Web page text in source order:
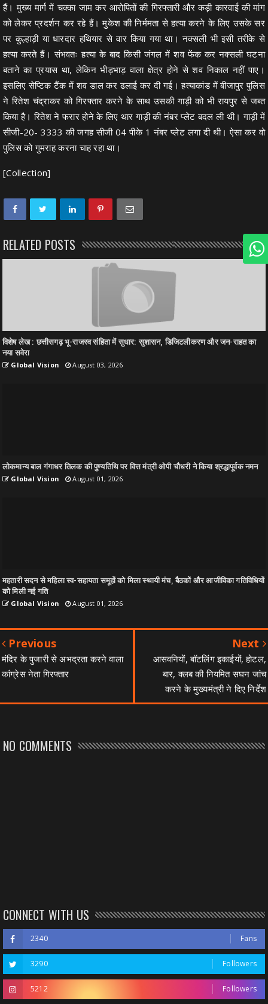
हैं। मुख्य मार्ग में चक्का जाम कर आरोपितों की गिरफ्तारी और कड़ी कारवाई की मांग
को लेकर प्रदर्शन कर रहे हैं। मुकेश की निर्ममता से हत्या करने के लिए उसके सर
पर कुल्हाड़ी या धारदार हथियार से वार किया गया था। नक्सली भी इसी तरीके से
हत्या करते हैं। संभवतः हत्या के बाद किसी जंगल में शव फेंक कर नक्सली घटना
बताने का प्रयास था, लेकिन भीड़भाड़ वाला क्षेत्र होने से शव निकाल नहीं पाए।
इसलिए सेप्टिक टैंक में शव डाल कर ढलाई कर दी गई। हत्याकांड में बीजापुर पुलिस
ने रितेश चंद्राकर को गिरफ्तार करने के साथ उसकी गाड़ी को भी रायपुर से जब्त
किया है। रितेश ने फरार होने के लिए थार गाड़ी की नंबर प्लेट बदल ली थी। गाड़ी में
सीजी-20- 3333 की जगह सीजी 04 पीके 1 नंबर प्लेट लगा दी थी। ऐसा कर वो
पुलिस को गुमराह करना चाह रहा था।
[Collection]
RELATED POSTS
विशेष लेख : छत्तीसगढ़ भू-राजस्व संहिता में सुधार: सुशासन, डिजिटलीकरण और जन-राहत का
नया सवेरा
Global Vision August 03, 2026
लोकमान्य बाल गंगाधर तिलक की पुण्यतिथि पर वित्त मंत्री ओपी चौधरी ने किया श्रद्धापूर्वक नमन
Global Vision August 01, 2026
महतारी सदन से महिला स्व-सहायता समूहों को मिला स्थायी मंच, बैठकों और आजीविका गतिविधियों
को मिली नई गति
Global Vision August 01, 2026
Previous
मंदिर के पुजारी से अभद्रता करने वाला
कांग्रेस नेता गिरफ्तार
Next
आसवनियों, बॉटलिंग इकाईयों, होटल,
बार, क्लब की नियमित सघन जांच
करने के मुख्यमंत्री ने दिए निर्देश
NO COMMENTS
CONNECT WITH US
2340 Fans
3290 Followers
5212 Followers